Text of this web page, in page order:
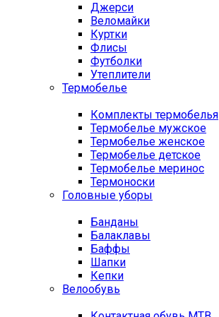
Джерси
Веломайки
Куртки
Флисы
Футболки
Утеплители
Термобелье
Комплекты термобелья
Термобелье мужское
Термобелье женское
Термобелье детское
Термобелье меринос
Термоноски
Головные уборы
Банданы
Балаклавы
Баффы
Шапки
Кепки
Велообувь